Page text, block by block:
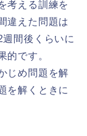
考える訓練を
違えた問題は
週間後くらいに
的です。
じめ問題を解
を解くときに